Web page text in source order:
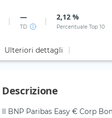
—
TD
2,12 %
Percentuale Top 10
Ulteriori dettagli
Descrizione
Il BNP Paribas Easy € Corp